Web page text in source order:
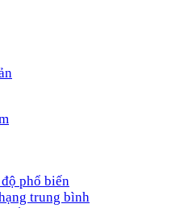
phổ biến
trung bình